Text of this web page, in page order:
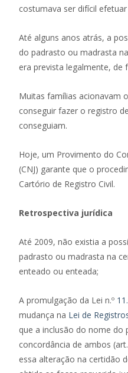
costumava ser difícil
Até alguns anos atrás, a
do padrasto ou madrasta
era prevista legalmente, de
Muitas famílias acionavam
conseguir fazer o registro
conseguiam.
Hoje, um Provimento do
(CNJ) garante que o
Cartório de Registro Civil.
Retrospectiva jurídica
Até 2009, não existia a
padrasto ou madrasta na
enteado ou enteada;
A promulgação da Lei n.º
mudança na Lei de
que a inclusão do nome
concordância de ambos
essa alteração na certidão